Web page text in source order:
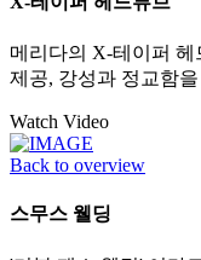
메리다의 X-테이퍼
제공, 강성과 정교함
Watch Video
Back to overview
스무스 웰딩